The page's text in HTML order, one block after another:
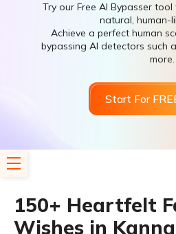
Try our Free AI Bypasser
natural, human-
Achieve a perfect human
bypassing AI detectors such
more.
Start For
150+ Heartfelt
Wishes in